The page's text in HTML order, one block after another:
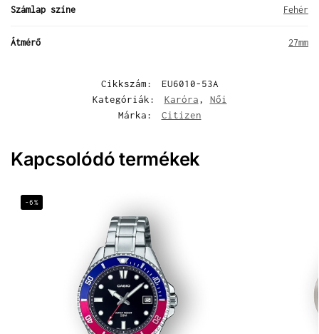
Számlap színe Fehér
Átmérő 27mm
Cikkszám:
EU6010-53A
Kategóriák:
Karóra, Női
Márka:
Citizen
Kapcsolódó termékek
-6%